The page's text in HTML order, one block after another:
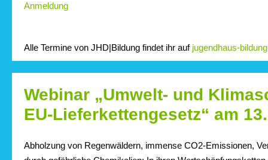
Anmeldung
Alle Termine von JHD|Bildung findet ihr auf jugendhaus-
Webinar „Umwelt- und
EU-Lieferkettengesetz“ am
Abholzung von Regenwäldern, immense CO2-Emissionen,